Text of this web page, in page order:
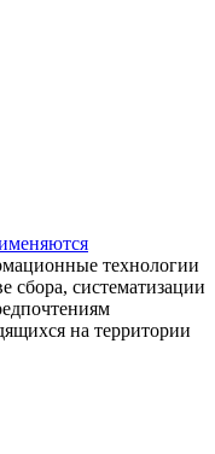
технологии
сбора, систематизации
на территории